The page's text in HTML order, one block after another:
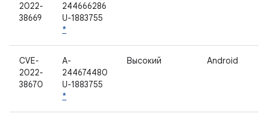
2022-
38669
244666286
U-1883755
*
CVE-
2022-
38670
A-
244674480
U-1883755
*
Высокий Android